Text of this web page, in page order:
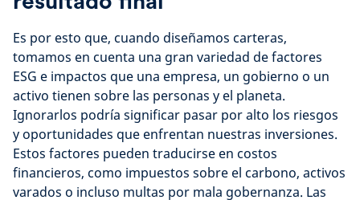
Es por esto que, cuando diseñamos carteras,
tomamos en cuenta una gran variedad de factores
ESG e impactos que una empresa, un gobierno o un
activo tienen sobre las personas y el planeta.
Ignorarlos podría significar pasar por alto los riesgos
y oportunidades que enfrentan nuestras inversiones.
Estos factores pueden traducirse en costos
financieros, como impuestos sobre el carbono, activos
varados o incluso multas por mala gobernanza. Las